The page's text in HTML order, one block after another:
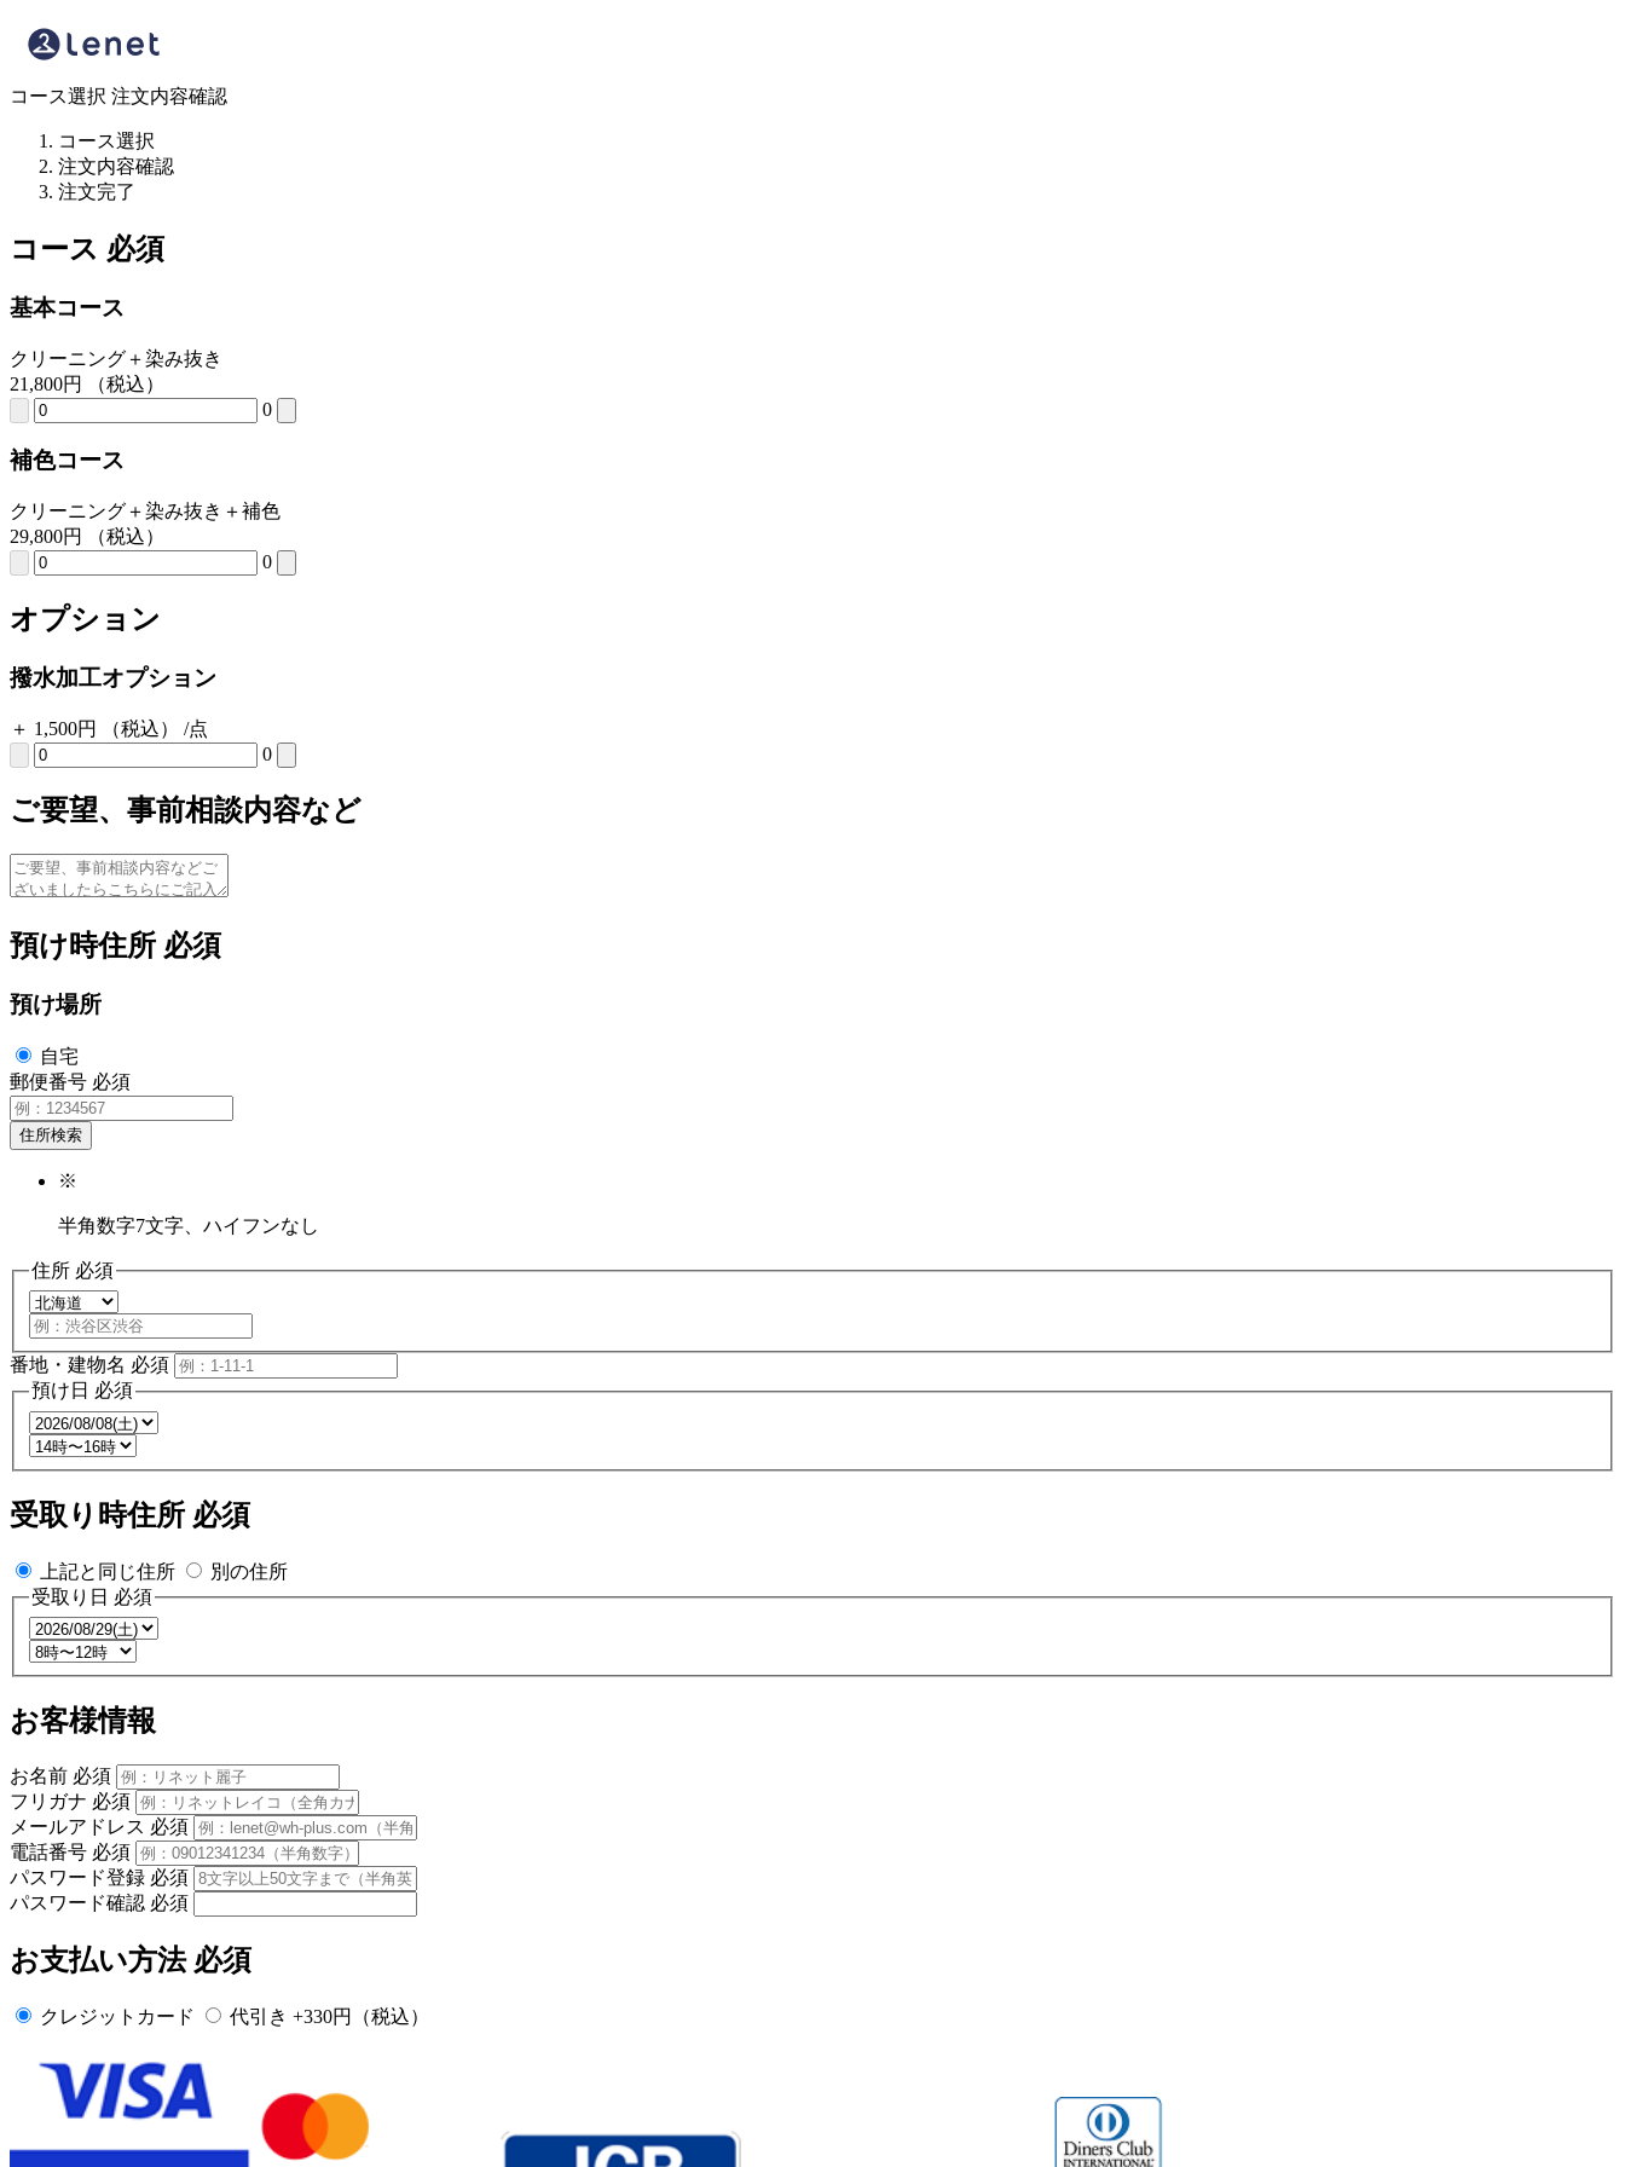
コース選択 注文内容確認
コース選択
注文内容確認
注文完了
コース 必須
基本コース
クリーニング＋染み抜き
21,800円
（税込）
0
補色コース
クリーニング＋染み抜き＋補色
29,800円
（税込）
0
オプション
撥水加工オプション
＋ 1,500円 （税込） /点
0
ご要望、事前相談内容など
預け時住所 必須
預け場所
自宅
郵便番号 必須
住所検索
※
半角数字7文字、ハイフンなし
住所 必須
番地・建物名 必須
預け日 必須
受取り時住所 必須
上記と同じ住所
別の住所
受取り日 必須
お客様情報
お名前 必須
フリガナ 必須
メールアドレス 必須
電話番号 必須
パスワード登録 必須
パスワード確認 必須
お支払い方法 必須
クレジットカード 代引き +330円（税込）